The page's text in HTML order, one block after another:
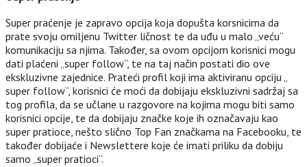
Super praćenje je zapravo opcija koja dopušta korsnicima da
prate svoju omiljenu Twitter ličnost te da uđu u malo „veću“
komunikaciju sa njima. Također, sa ovom opcijom korisnici mogu
dati plaćeni „super follow“, te na taj način postati dio ove
ekskluzivne zajednice. Prateći profil koji ima aktiviranu opciju „
super follow“, korisnici će moći da dobijaju ekskluzivni sadržaj sa
tog profila, da se učlane u razgovore na kojima mogu biti samo
korisnici opcije, te da dobijaju značke koje ih označavaju kao
super pratioce, nešto slično Top Fan značkama na Facebooku, te
također dobijaće i Newslettere koje će imati priliku da dobiju
samo „super pratioci“.